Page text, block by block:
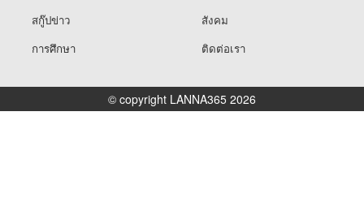
สกู๊ปข่าว
สังคม
การศึกษา
ติดต่อเรา
© copyright LANNA365 2026